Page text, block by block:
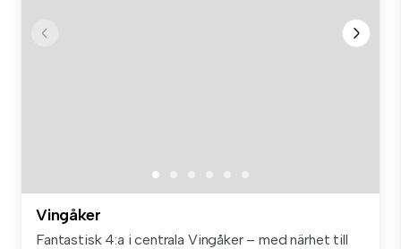
Vingåker
Fantastisk 4:a i centrala Vingåker – med närhet till